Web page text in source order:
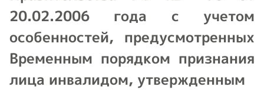
20.02.2006 года с учетом
особенностей, предусмотренных
Временным порядком признания
лица инвалидом, утвержденным